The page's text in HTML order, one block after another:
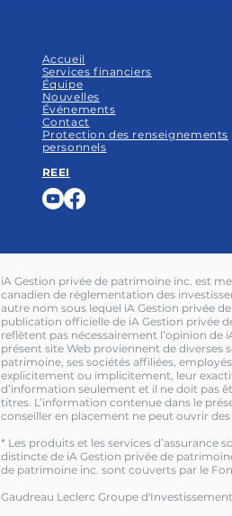
Accueil
Services financiers
Équipe
Nouvelles
Événements
Contact
Protection des renseignements
personnels
REEI
iA Gestion privée de patrimoine inc. est
canadien de réglementation des
autre nom sous lequel iA Gestion privée
publication officielle de iA Gestion privée
reflètent pas nécessairement l’opinion de
présent site Web proviennent de diverses
patrimoine, ses sociétés affiliées,
explicitement ou implicitement, leur
d’information seulement et il ne doit pas
titres. L’information contenue dans le
conseiller en placement ne peut ouvrir
* Les produits et les services d’assurance
distincte de iA Gestion privée de
de patrimoine inc. sont couverts par le
Gaudreau Leclerc Groupe